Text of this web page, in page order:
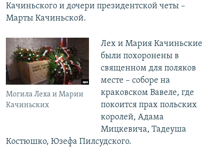
Качиньского и дочери президентской четы –
Марты Качиньской.
Могила Леха и Марии
Качиньских
Лех и Мария Качиньские
были похоронены в
священном для поляков
месте – соборе на
краковском Вавеле, где
покоится прах польских
королей, Адама
Мицкевича, Тадеуша
Костюшко, Юзефа Пилсудского.